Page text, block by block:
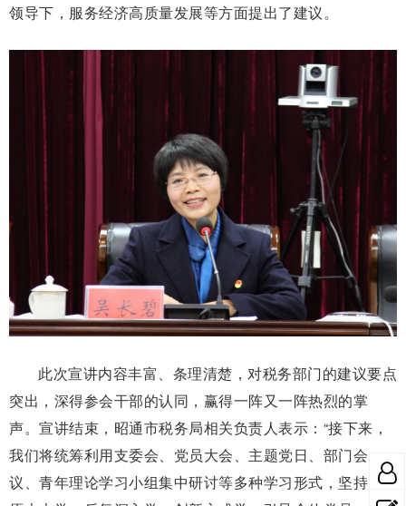
领导下，服务经济高质量发展等方面提出了建议。
此次宣讲内容丰富、条理清楚，对税务部门的建议要点
突出，深得参会干部的认同，赢得一阵又一阵热烈的掌
声。宣讲结束，昭通市税务局相关负责人表示：“接下来，
我们将统筹利用支委会、党员大会、主题党日、部门会
议、青年理论学习小组集中研讨等多种学习形式，坚持原